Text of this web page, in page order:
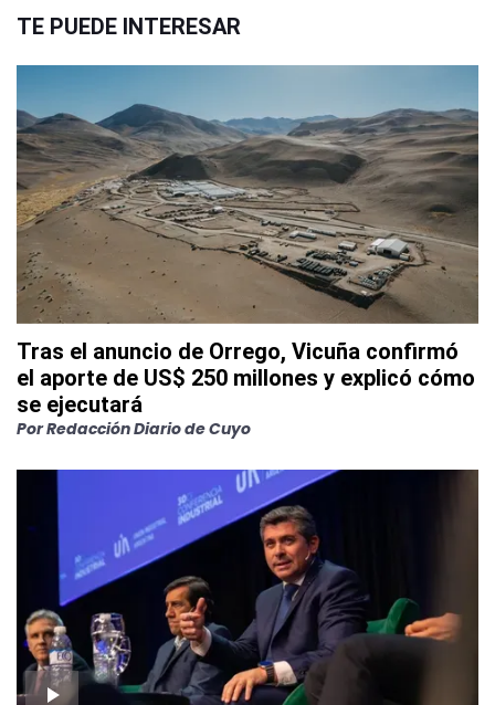
TE PUEDE INTERESAR
Tras el anuncio de Orrego, Vicuña confirmó
el aporte de US$ 250 millones y explicó cómo
se ejecutará
PorRedacción Diario de Cuyo